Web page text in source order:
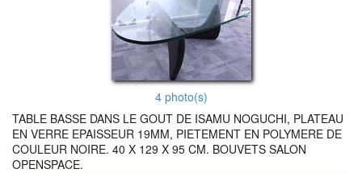
4 photo(s)
TABLE BASSE DANS LE GOUT DE ISAMU NOGUCHI, PLATEAU
EN VERRE EPAISSEUR 19MM, PIETEMENT EN POLYMERE DE
COULEUR NOIRE. 40 X 129 X 95 CM. BOUVETS SALON
OPENSPACE.